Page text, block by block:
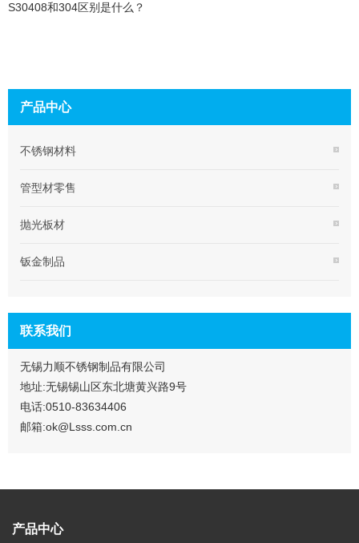
S30408和304区别是什么？
产品中心
不锈钢材料
管型材零售
抛光板材
钣金制品
联系我们
无锡力顺不锈钢制品有限公司
地址:无锡锡山区东北塘黄兴路9号
电话:0510-83634406
邮箱:ok@Lsss.com.cn
产品中心